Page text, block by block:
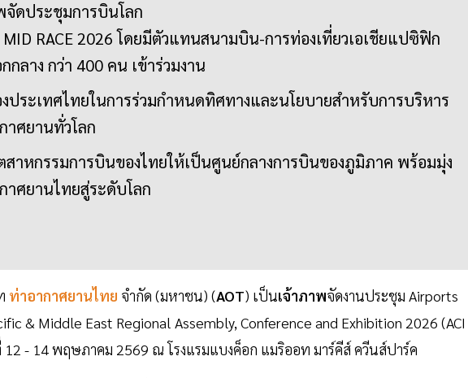
จัดประชุมการบินโลก
MID RACE 2026 โดยมีตัวแทนสนามบิน-การท่องเที่ยวเอเชียแปซิฟิก
กลาง กว่า 400 คน เข้าร่วมงาน
ประเทศไทยในการร่วมกำหนดทิศทางและนโยบายสำหรับการบริหาร
าศยานทั่วโลก
าหกรรมการบินของไทยให้เป็นศูนย์กลางการบินของภูมิภาค พร้อมมุ่ง
ศยานไทยสู่ระดับโลก
ท่าอากาศยานไทย จำกัด (มหาชน) (AOT) เป็นเจ้าภาพจัดงานประชุม Airports
& Middle East Regional Assembly, Conference and Exhibition 2026 (ACI
12 - 14 พฤษภาคม 2569 ณ โรงแรมแบงค็อก แมริออท มาร์คีส์ ควีนส์ปาร์ค